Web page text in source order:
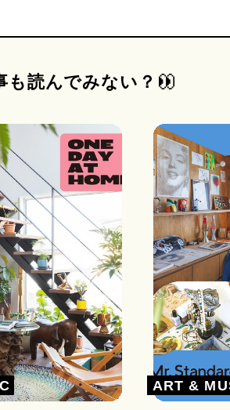
も読んでみない？
ART &